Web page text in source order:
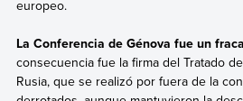
europeo.
La Conferencia de Génova fue un
consecuencia fue la firma del Tratado
Rusia, que se realizó por fuera de la